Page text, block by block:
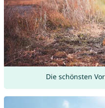
Die schönsten